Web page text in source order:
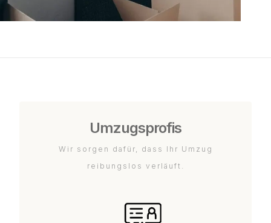
Umzugsprofis
Wir sorgen dafür, dass Ihr Umzug
reibungslos verläuft.